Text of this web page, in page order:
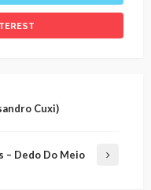
Cuxi)
– Dedo Do Meio